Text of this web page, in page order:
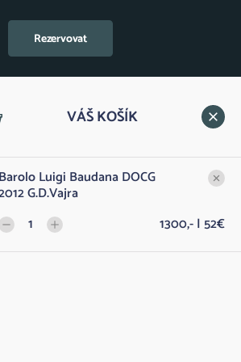
Rezervovat
VÁŠ KOŠÍK
Barolo Luigi Baudana DOCG
G.D.Vajra
1
1300,- | 52€